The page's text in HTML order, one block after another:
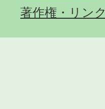
著作権・リンク